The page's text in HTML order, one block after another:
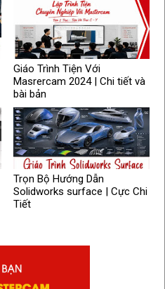
Giáo Trình Tiện Với
Masrercam 2024 | Chi tiết và
bài bản
Trọn Bộ Hướng Dẫn
Solidworks surface | Cực Chi
Tiết